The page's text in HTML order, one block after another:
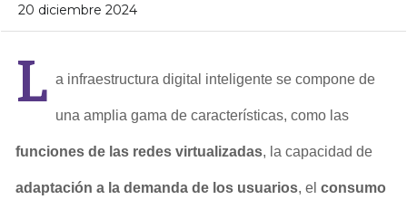
20 diciembre 2024
L a infraestructura digital inteligente se compone de
una amplia gama de características, como las
funciones de las redes virtualizadas, la capacidad de
adaptación a la demanda de los usuarios, elconsumo